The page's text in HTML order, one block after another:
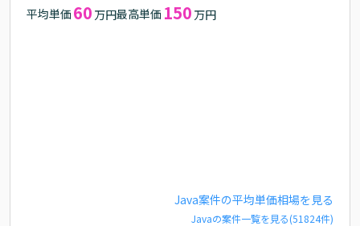
平均単価 60 万円最高単価 150 万円
Java案件の平均単価相場を見る
Javaの案件一覧を見る(51824件)